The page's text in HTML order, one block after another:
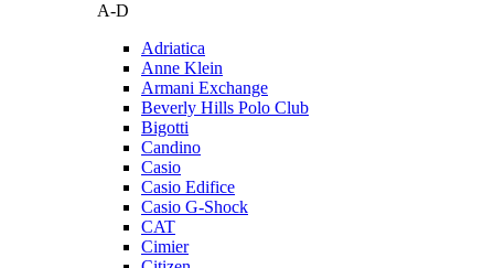
A-D
Adriatica
Anne Klein
Armani Exchange
Beverly Hills Polo Club
Bigotti
Candino
Casio
Casio Edifice
Casio G-Shock
CAT
Cimier